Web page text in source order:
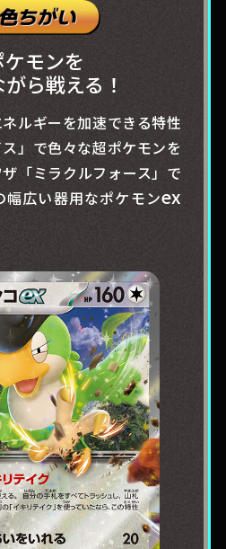
モンを
ら戦える！
ルギーを加速できる特性
ス」で色々な超ポケモンを
「ミラクルフォース」で
広い器用なポケモンex